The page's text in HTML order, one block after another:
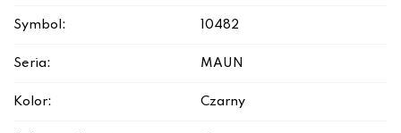
Symbol: 10482
Seria: MAUN
Kolor: Czarny